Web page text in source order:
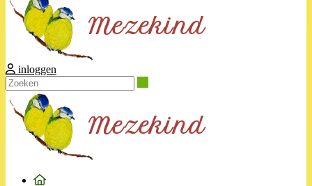
inloggen